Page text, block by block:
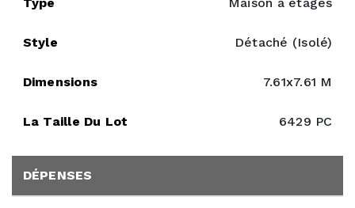
Style Détaché (Isolé)
Dimensions 7.61x7.61 M
La Taille Du Lot 6429 PC
DÉPENSES